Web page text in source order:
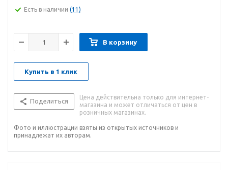
Есть в наличии (11)
В корзину
Купить в 1 клик
Поделиться
Цена действительна только для интернет-
магазина и может отличаться от цен в
розничных магазинах.
Фото и иллюстрации взяты из открытых источников и
принадлежат их авторам.